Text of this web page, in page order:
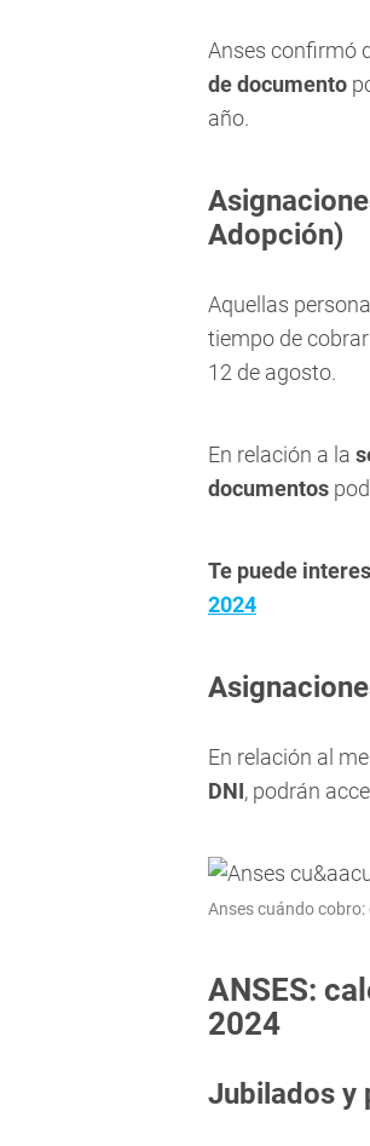
Anses confirmó
de documento
año.
Adopción)
Aquellas
tiempo de cobrar
12 de agosto.
En relación a la
documentos
Te puede
2024
En relación al
DNI, podrán
Anses cuándo
ANSES:
2024
Jubilados y